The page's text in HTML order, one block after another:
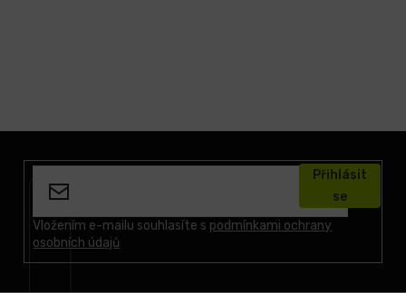
Vložením e-mailu souhlasíte s podmínkami ochrany
osobních údajů
Přihlásit
se